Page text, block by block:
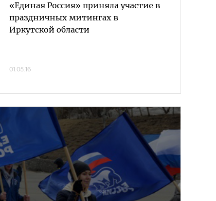
«Единая Россия» приняла участие в
праздничных митингах в
Иркутской области
01.05.16